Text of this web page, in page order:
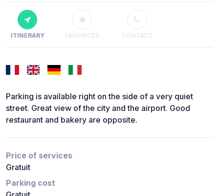
ITINERARY FAVORITES CONTACT
Parking is available right on the side of a very quiet
street. Great view of the city and the airport. Good
restaurant and bakery are opposite.
Price of services
Gratuit
Parking cost